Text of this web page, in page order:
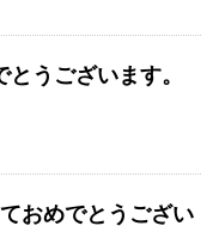
うございます。
おめでとうござい